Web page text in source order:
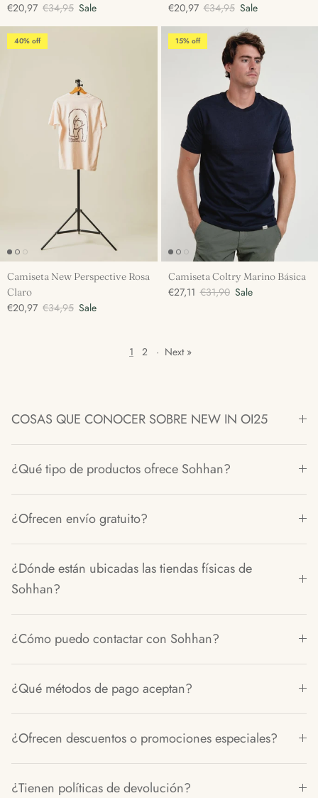
€20,97 €34,95 Sale €20,97 €34,95 Sale
40% off
Camiseta New Perspective Rosa
Claro
€20,97 €34,95 Sale
15% off
Camiseta Coltry Marino Básica
€27,11 €31,90 Sale
1 2 · Next »
COSAS QUE CONOCER SOBRE NEW IN OI25
¿Qué tipo de productos ofrece Sohhan?
¿Ofrecen envío gratuito?
¿Dónde están ubicadas las tiendas físicas de
Sohhan?
¿Cómo puedo contactar con Sohhan?
¿Qué métodos de pago aceptan?
¿Ofrecen descuentos o promociones especiales?
¿Tienen políticas de devolución?